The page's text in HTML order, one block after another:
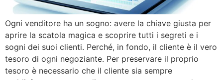
Ogni venditore ha un sogno: avere la chiave giusta per
aprire la scatola magica e scoprire tutti i segreti e i
sogni dei suoi clienti. Perché, in fondo, il cliente è il vero
tesoro di ogni negoziante. Per preservare il proprio
tesoro è necessario che il cliente sia sempre